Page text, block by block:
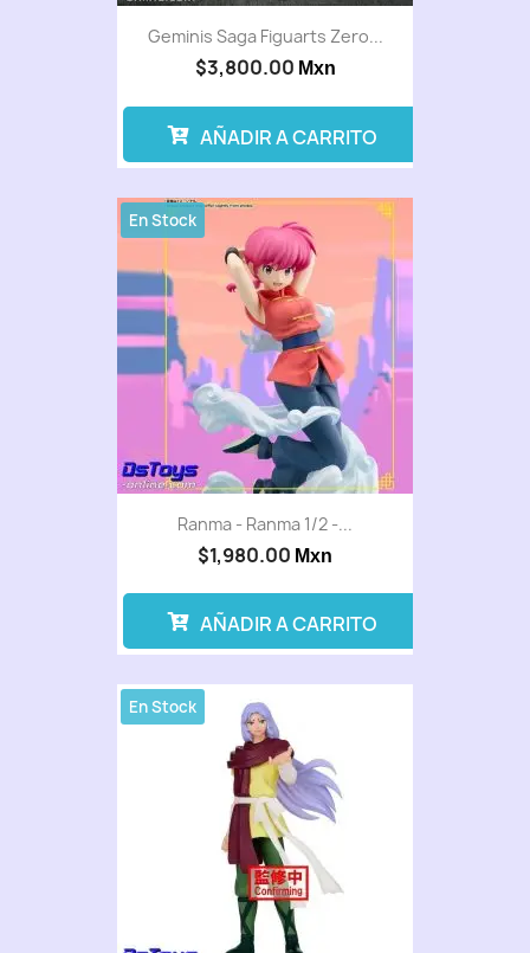
Geminis Saga Figuarts Zero...
$3,800.00 Mxn
AÑADIR A CARRITO
Ranma - Ranma 1/2 -...
$1,980.00 Mxn
En Stock
AÑADIR A CARRITO
En Stock